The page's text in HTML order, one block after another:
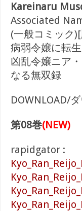
Kareinaru
Associated
(一般コミック
病弱令嬢に転
凶乱令嬢ニア
なる無双録
DOWNLOAD/
第08巻(NEW)
rapidgator :